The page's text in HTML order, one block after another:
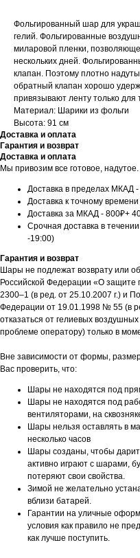
Фольгированный шар для
гелий. Фольгированные
миларовой пленки,
нескольких дней.
клапан. Поэтому плотно
обратный клапан хорошо
привязывают ленту только для
Материал: Шарики из фольги
Высота: 91 см
Доставка и оплата
Гарантия и возврат
Доставка и оплата
Мы привозим все готовое, надутое.
Доставка в пределах МКАД
Доставка к точному
Доставка за МКАД - 800₽+
Срочная доставка в
-19:00)
Гарантия и возврат
Шары не подлежат возврату или
Российской Федерации «О
2300–1 (в ред. от 25.10.2007 г.) и
Федерации от 19.01.1998 № 55 (в
отказаться от гелиевых
проблеме оператору) только в
Вне зависимости от формы,
Вас проверить, что:
Шары не находятся под
Шары не находятся под
вентиляторами, на
Шары нельзя оставлять в
несколько часов
Шары созданы, чтобы
активно играют с шарами,
потеряют свои свойства.
Зимой не желательно
вблизи батарей.
Гарантии на уличные
условия как правило не
как лучше поступить.